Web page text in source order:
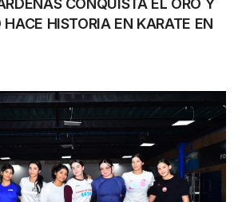
CONQUISTA EL ORO Y
HISTORIA EN KARATE EN